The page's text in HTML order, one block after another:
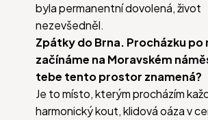
byla permanentní dovolená, život
nezevšedněl.
Zpátky do Brna. Procházku po
začínáme na Moravském
tebe tento prostor znamená?
Je to místo, kterým procházím
harmonický kout, klidová oáza v